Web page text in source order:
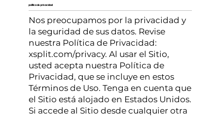
política de privacidad
Nos preocupamos por la privacidad y
la seguridad de sus datos. Revise
nuestra Política de Privacidad:
xsplit.com/privacy. Al usar el Sitio,
usted acepta nuestra Política de
Privacidad, que se incluye en estos
Términos de Uso. Tenga en cuenta que
el Sitio está alojado en Estados Unidos.
Si accede al Sitio desde cualquier otra